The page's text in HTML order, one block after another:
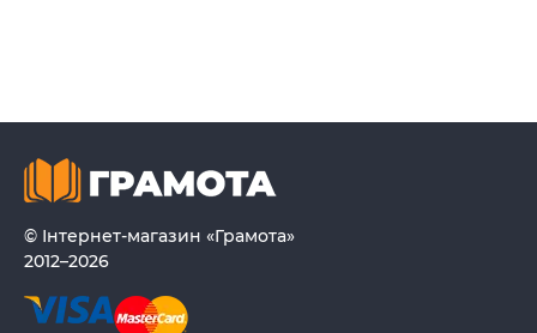
© Інтернет-магазин «Грамота»
2012–2026